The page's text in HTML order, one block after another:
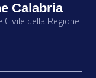
Calabria
della Regione